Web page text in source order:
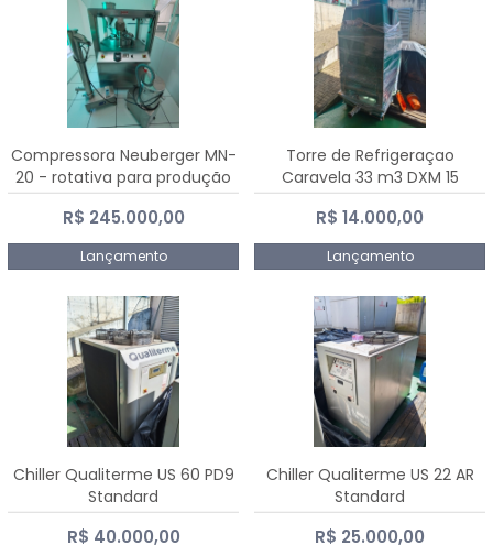
Compressora Neuberger MN-
20 - rotativa para produção
de comprimidos
R$ 245.000,00
Lançamento
Torre de Refrigeraçao
Caravela 33 m3 DXM 15
R$ 14.000,00
Lançamento
Chiller Qualiterme US 60 PD9
Standard
R$ 40.000,00
Chiller Qualiterme US 22 AR
Standard
R$ 25.000,00